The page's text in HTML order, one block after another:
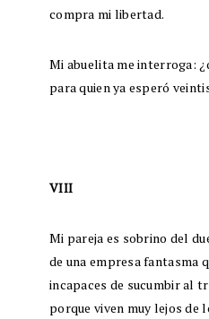
compra mi libertad.
Mi abuelita me interroga:
para quien ya esperó
VIII
Mi pareja es sobrino del
de una empresa fantasma
incapaces de sucumbir al
porque viven muy lejos de